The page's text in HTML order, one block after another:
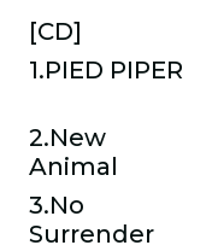
[CD]
1.PIED PIPER
2.New
3.No